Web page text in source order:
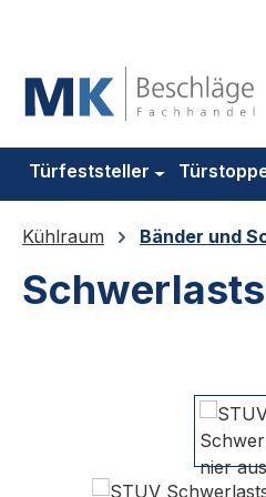
Türfeststeller
Kühlraum Bänder und